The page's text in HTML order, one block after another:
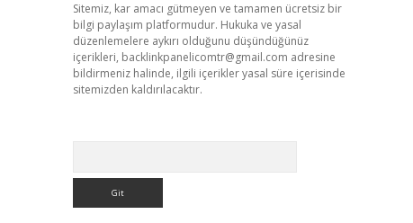
Sitemiz, kar amacı gütmeyen ve tamamen ücretsiz bir
bilgi paylaşım platformudur. Hukuka ve yasal
düzenlemelere aykırı olduğunu düşündüğünüz
içerikleri, backlinkpanelicomtr@gmail.com adresine
bildirmeniz halinde, ilgili içerikler yasal süre içerisinde
sitemizden kaldırılacaktır.